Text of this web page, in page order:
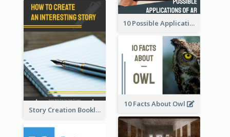
10 Possible Applications Of Augmented Reality (AR)
Story Creation Booklet
10 Facts About Owl